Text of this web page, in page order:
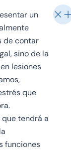
un
de contar
sino de la
lesiones
que
tendrá a
funciones